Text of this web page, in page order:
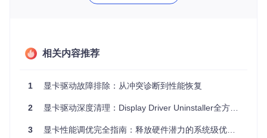
工具解析：DDU的底层工作原理
Display Driver Uninstaller（DDU）并非普通的卸载工具，它
采用三层深度清理机制，如同系统的"外科手术式"净化工具：
核心清理机制
ers等目录下的驱动核心文件
相关内容推荐
1 显卡驱动故障排除：从冲突诊断到性能恢复
2 显卡驱动深度清理：Display Driver Uninstaller全方位技术指南
3 显卡性能调优完全指南：释放硬件潜力的系统级优化方案